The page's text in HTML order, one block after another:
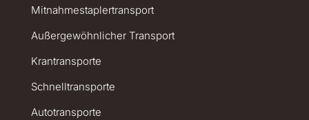
Mitnahmestaplertransport
Außergewöhnlicher Transport
Krantransporte
Schnelltransporte
Autotransporte